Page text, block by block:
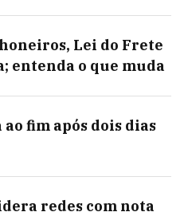
Lei do Frete
entenda o que muda
ao fim após dois dias
redes com nota